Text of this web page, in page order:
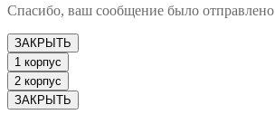
Спасибо, ваш сообщение было отправлено
ЗАКРЫТЬ
1 корпус
2 корпус
ЗАКРЫТЬ